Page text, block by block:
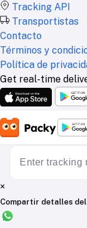
Tracking API
Transportistas
Contacto
Términos y
Política de
Get real-time
×
Compartir detalles